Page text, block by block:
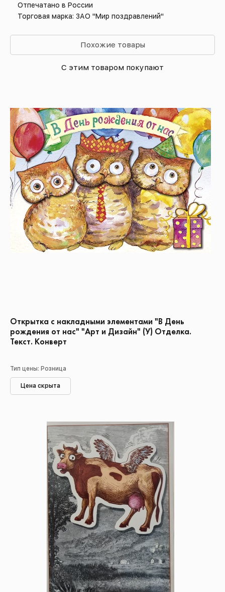
Отпечатано в России
Торговая марка: ЗАО "Мир поздравлений"
Похожие товары
С этим товаром покупают
Открытка с накладными элементами "В День
рождения от нас" "Арт и Дизайн" (У) Отделка.
Текст. Конверт
Тип цены: Розница
Цена скрыта